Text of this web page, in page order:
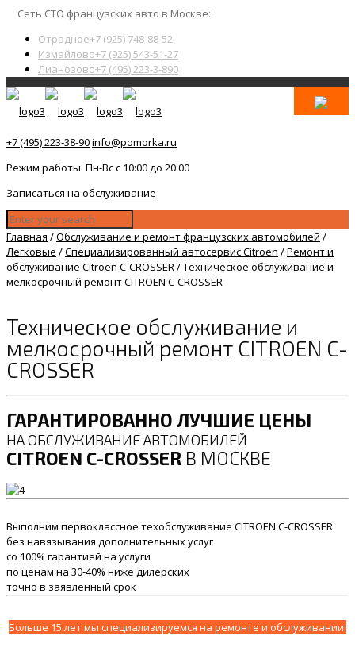
Сеть СТО французских авто в Москве:
Отрадное+7 (925) 748-88-52
Измайлово+7 (925) 543-51-27
Лианозово+7 (495) 223-3-890
+7 (495) 223-38-90info@pomorka.ru
Режим работы: Пн-Вс с 10:00 до 20:00
Записаться на обслуживание
Главная /Обслуживание и ремонт французских автомобилей /
Легковые /Специализированный автосервис Citroen /Ремонт и
обслуживание Citroen C-CROSSER/Техническое обслуживание и
мелкосрочный ремонт CITROEN C-CROSSER
Техническое обслуживание и
мелкосрочный ремонт CITROEN C-
CROSSER
ГАРАНТИРОВАННО ЛУЧШИЕ ЦЕНЫ
НА ОБСЛУЖИВАНИЕ АВТОМОБИЛЕЙ
CITROEN C-CROSSER В МОСКВЕ
Выполним первоклассное техобслуживание CITROEN C-CROSSER
без навязывания дополнительных услуг
со 100% гарантией на услуги
по ценам на 30-40% ниже дилерских
точно в заявленный срок
Больше 15 лет мы специализируемся на ремонте и обслуживании: